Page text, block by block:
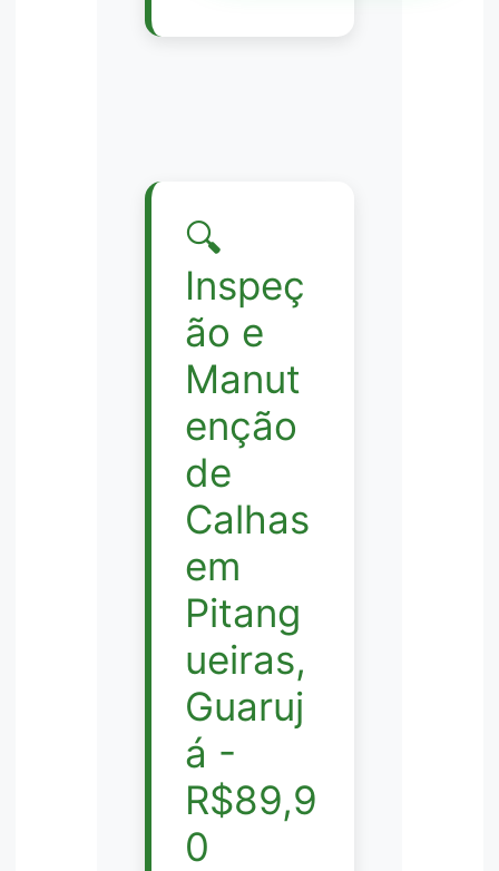
🔍
Inspeç
ão e
Manut
enção
de
Calhas
em
Pitang
ueiras,
Guaruj
á -
R$89,9
0